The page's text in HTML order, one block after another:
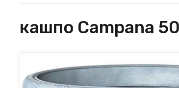
кашпо Campana